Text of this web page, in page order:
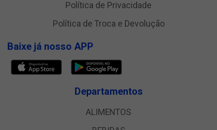
Política de Privacidade
Política de Troca e Devolução
Baixe já nosso APP
Departamentos
ALIMENTOS